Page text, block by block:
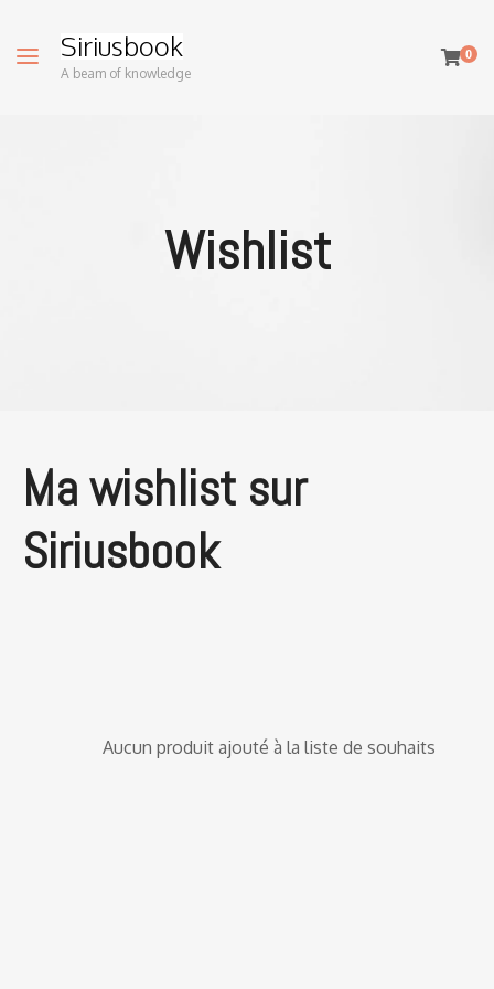
Siriusbook
A beam of knowledge
0
Wishlist
Ma wishlist sur
Siriusbook
Aucun produit ajouté à la liste de souhaits